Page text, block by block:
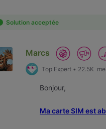
First
Solution acceptée
Marcs
Top Expert• 22.5K
Bonjour,
Ma carte SIM est